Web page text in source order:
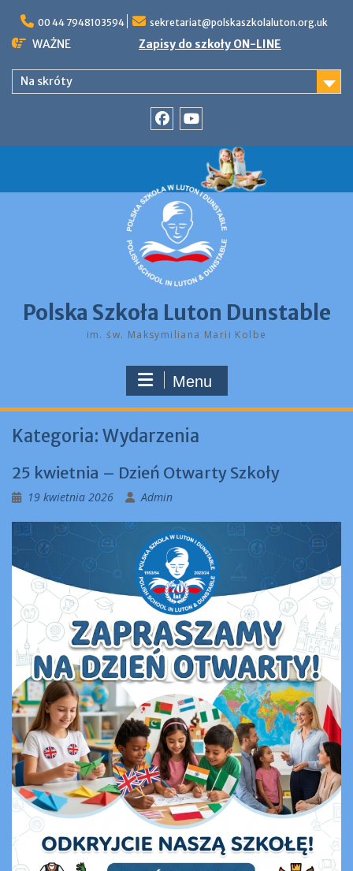
content
00 44 7948103594 sekretariat@polskaszkolaluton.org.uk
WAŻNE Zapisy do szkoły ON-LINE
Na skróty
Polska Szkoła Luton Dunstable
im. św. Maksymiliana Marii Kolbe
Menu
Kategoria: Wydarzenia
25 kwietnia – Dzień Otwarty Szkoły
19 kwietnia 2026 Admin